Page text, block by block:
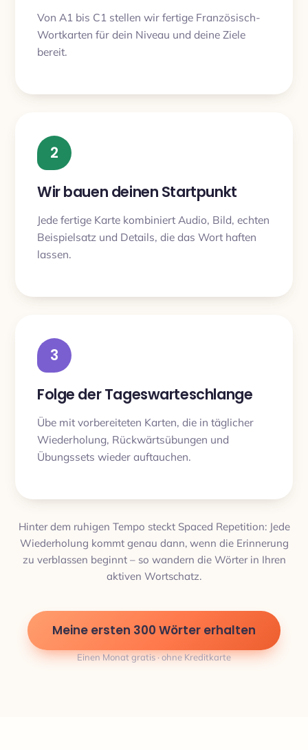
Von A1 bis C1 stellen wir fertige Französisch-
Wortkarten für dein Niveau und deine Ziele
bereit.
2
Wir bauen deinen Startpunkt
Jede fertige Karte kombiniert Audio, Bild, echten
Beispielsatz und Details, die das Wort haften
lassen.
3
Folge der Tageswarteschlange
Übe mit vorbereiteten Karten, die in täglicher
Wiederholung, Rückwärtsübungen und
Übungssets wieder auftauchen.
Hinter dem ruhigen Tempo steckt Spaced Repetition: Jede
Wiederholung kommt genau dann, wenn die Erinnerung
zu verblassen beginnt – so wandern die Wörter in Ihren
aktiven Wortschatz.
Meine ersten 300 Wörter erhalten
Einen Monat gratis · ohne Kreditkarte